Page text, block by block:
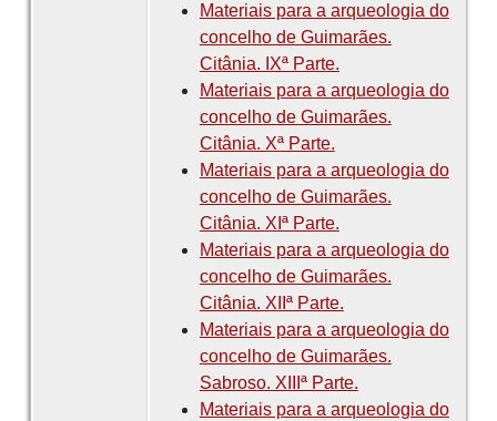
Materiais para a arqueologia do
concelho de Guimarães.
Citânia. IXª Parte.
Materiais para a arqueologia do
concelho de Guimarães.
Citânia. Xª Parte.
Materiais para a arqueologia do
concelho de Guimarães.
Citânia. XIª Parte.
Materiais para a arqueologia do
concelho de Guimarães.
Citânia. XIIª Parte.
Materiais para a arqueologia do
concelho de Guimarães.
Sabroso. XIIIª Parte.
Materiais para a arqueologia do